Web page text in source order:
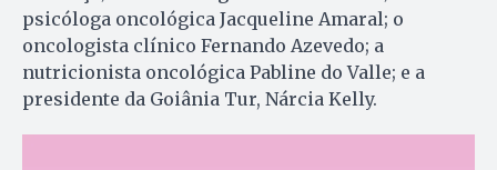
psicóloga oncológica Jacqueline Amaral; o
oncologista clínico Fernando Azevedo; a
nutricionista oncológica Pabline do Valle; e a
presidente da Goiânia Tur, Nárcia Kelly.